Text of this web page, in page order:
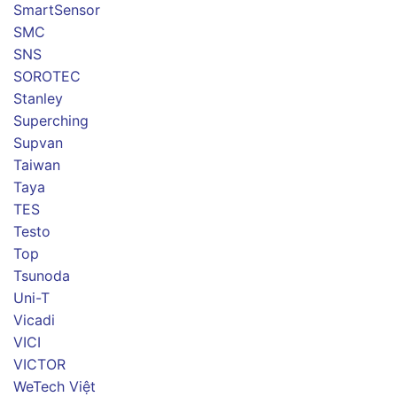
SmartSensor
SMC
SNS
SOROTEC
Stanley
Superching
Supvan
Taiwan
Taya
TES
Testo
Top
Tsunoda
Uni-T
Vicadi
VICI
VICTOR
WeTech Việt